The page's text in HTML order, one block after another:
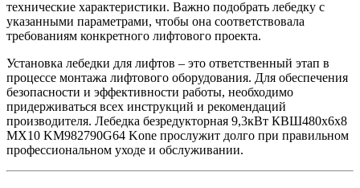
технические характеристики. Важно подобрать лебедку с
указанными параметрами, чтобы она соответствовала
требованиям конкретного лифтового проекта.
Установка лебедки для лифтов – это ответственный этап в
процессе монтажа лифтового оборудования. Для обеспечения
безопасности и эффективности работы, необходимо
придерживаться всех инструкций и рекомендаций
производителя. Лебедка безредукторная 9,3кВт КВШ480х6х8
MX10 KM982790G64 Kone прослужит долго при правильном
профессиональном уходе и обслуживании.